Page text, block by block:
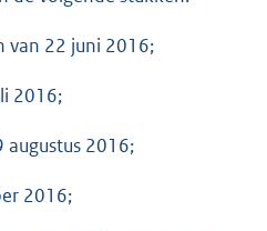
van 22 juni 2016;
2016;
2016;
2016;